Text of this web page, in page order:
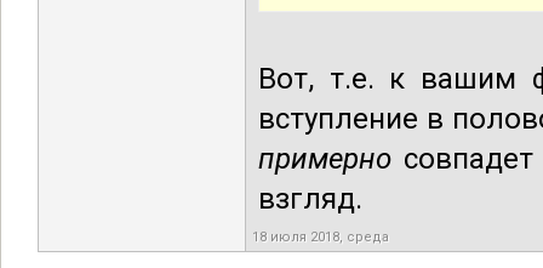
Вот, т.е. к вашим
вступление в
примерно
взгляд.
18 июля 2018, среда